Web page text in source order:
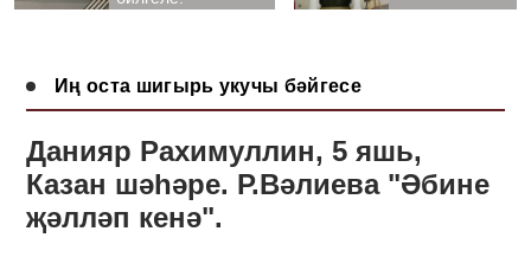
Иң оста шигырь укучы бәйгесе
Данияр Рахимуллин, 5 яшь,
Казан шәһәре. Р.Вәлиева "Әбине
җәлләп кенә".